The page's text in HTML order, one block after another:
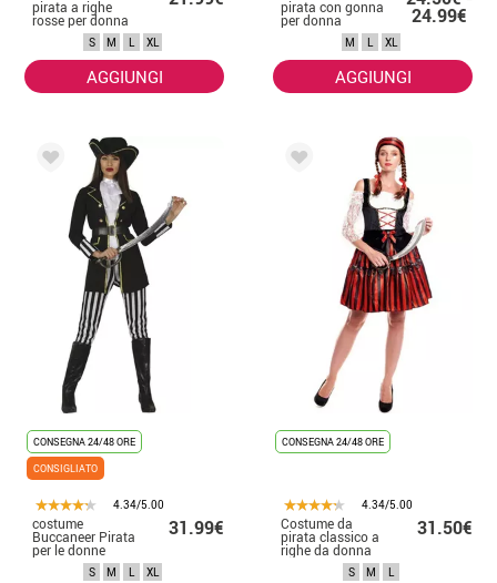
pirata a righe
rosse per donna
S M L XL
AGGIUNGI
pirata con gonna
per donna 24.99€
M L XL
AGGIUNGI
CONSEGNA 24/48 ORE
CONSIGLIATO
4.34/5.00
costume
Buccaneer Pirata
per le donne
31.99€
S M L XL
CONSEGNA 24/48 ORE
4.34/5.00
Costume da
pirata classico a
righe da donna
31.50€
S M L